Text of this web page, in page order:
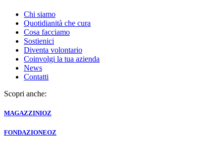
Chi siamo
Quotidianità che cura
Cosa facciamo
Sostienici
Diventa volontario
Coinvolgi la tua azienda
News
Contatti
Scopri anche:
MAGAZZINIOZ
FONDAZIONEOZ